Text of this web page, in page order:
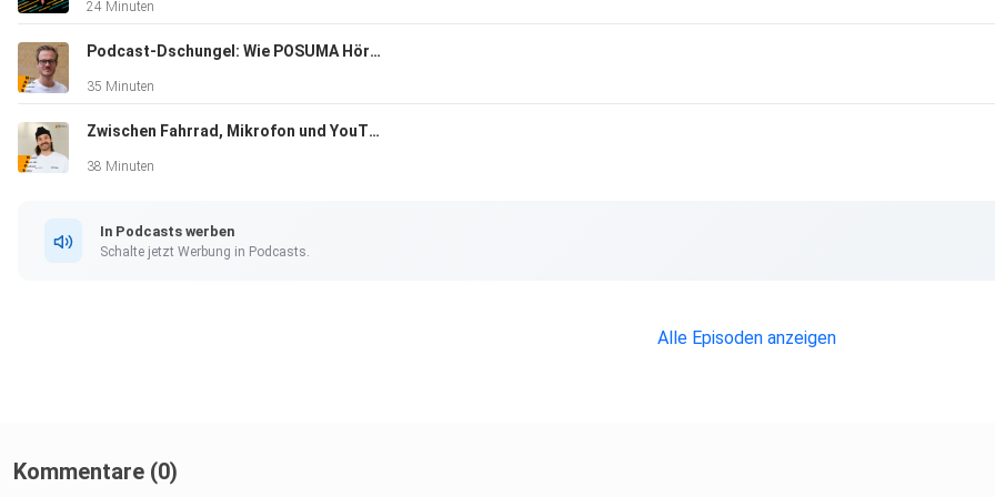
(Bildrechte: Niklas Keller)
Für Themenvorschläge, Nachfragen, Feedback und Interviews
24 Minuten
Podcast-Dschungel: Wie POSUMA Hörern hilft, neue Lieblingsformate zu finden – mit Adrian Breda #55
35 Minuten
Zwischen Fahrrad, Mikrofon und YouTube - mit ehemaligem Radprofi Rick Zabel #54
38 Minuten
In Podcasts werben
Schalte jetzt Werbung in Podcasts.
Alle Episoden anzeigen
Kommentare (0)